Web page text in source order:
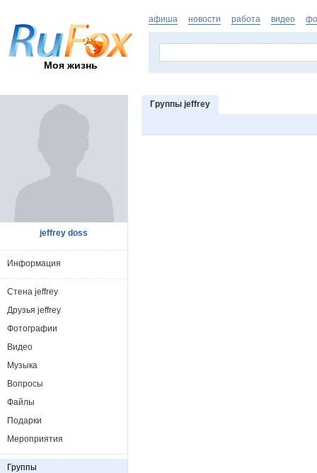
Моя жизнь
афиша новости работа видео
Группы jeffrey
jeffrey doss
Информация
Стена jeffrey
Друзья jeffrey
Фотографии
Видео
Музыка
Вопросы
Файлы
Подарки
Мероприятия
Группы